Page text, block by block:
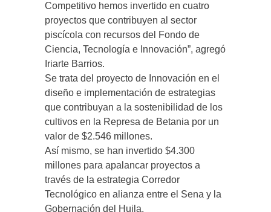
Competitivo hemos invertido en cuatro
proyectos que contribuyen al sector
piscícola con recursos del Fondo de
Ciencia, Tecnología e Innovación”, agregó
Iriarte Barrios.
Se trata del proyecto de Innovación en el
diseño e implementación de estrategias
que contribuyan a la sostenibilidad de los
cultivos en la Represa de Betania por un
valor de $2.546 millones.
Así mismo, se han invertido $4.300
millones para apalancar proyectos a
través de la estrategia Corredor
Tecnológico en alianza entre el Sena y la
Gobernación del Huila.